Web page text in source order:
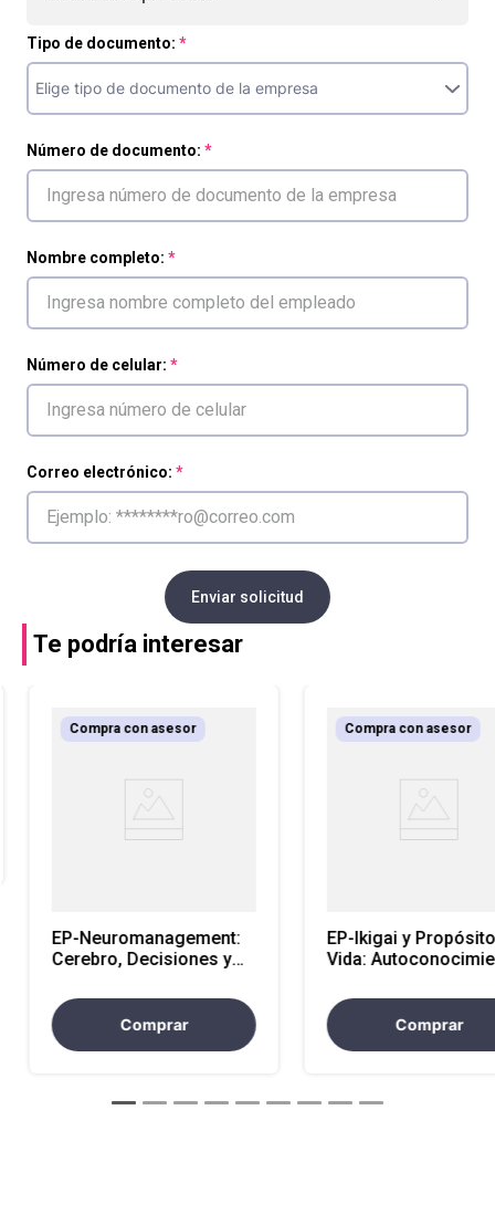
Tipo de documento:
Número de documento:
Nombre completo:
Número de celular:
Correo electrónico:
Enviar solicitud
Te podría interesar
EP-Neuromanagement:
Cerebro, Decisiones y
Líderes Estratégicos
Comprar
Compra con asesor
EP-Ikigai y
Vida:
Sentido
Comprar
Compra con asesor